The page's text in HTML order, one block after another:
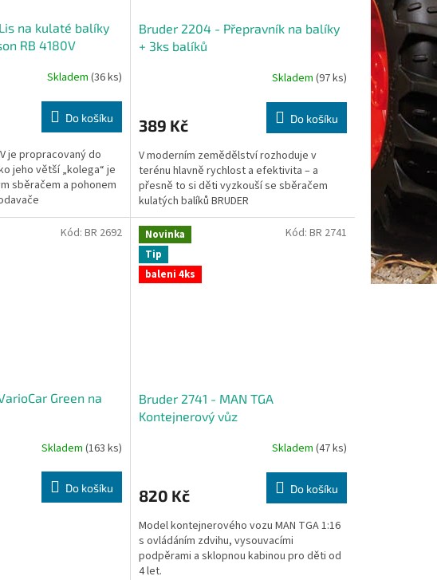
na kulaté balíky
RB 4180V
Skladem (36 ks)
Do košíku
je propracovaný do
jeho větší „kolega“ je
sběračem a pohonem
Bruder 2204 - Přepravník na balíky
+ 3ks balíků
Skladem (97 ks)
389 Kč Do košíku
V moderním zemědělství rozhoduje v
terénu hlavně rychlost a efektivita – a
přesně to si děti vyzkouší se sběračem
kulatých balíků BRUDER
Green na
Skladem (163 ks)
Do košíku
Kód: BR 2692
Novinka
Tip
baleni 4ks
Bruder 2741 - MAN TGA
Kontejnerový vůz
Skladem (47 ks)
820 Kč Do košíku
Model kontejnerového vozu MAN TGA 1:16
s ovládáním zdvihu, vysouvacími
podpěrami a sklopnou kabinou pro děti od
4 let.
Kód: BR 2741